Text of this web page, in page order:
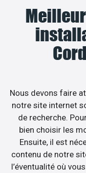
Nous devons faire
notre site internet
de recherche.
bien choisir les
Ensuite, il est
contenu de notre
l’éventualité où